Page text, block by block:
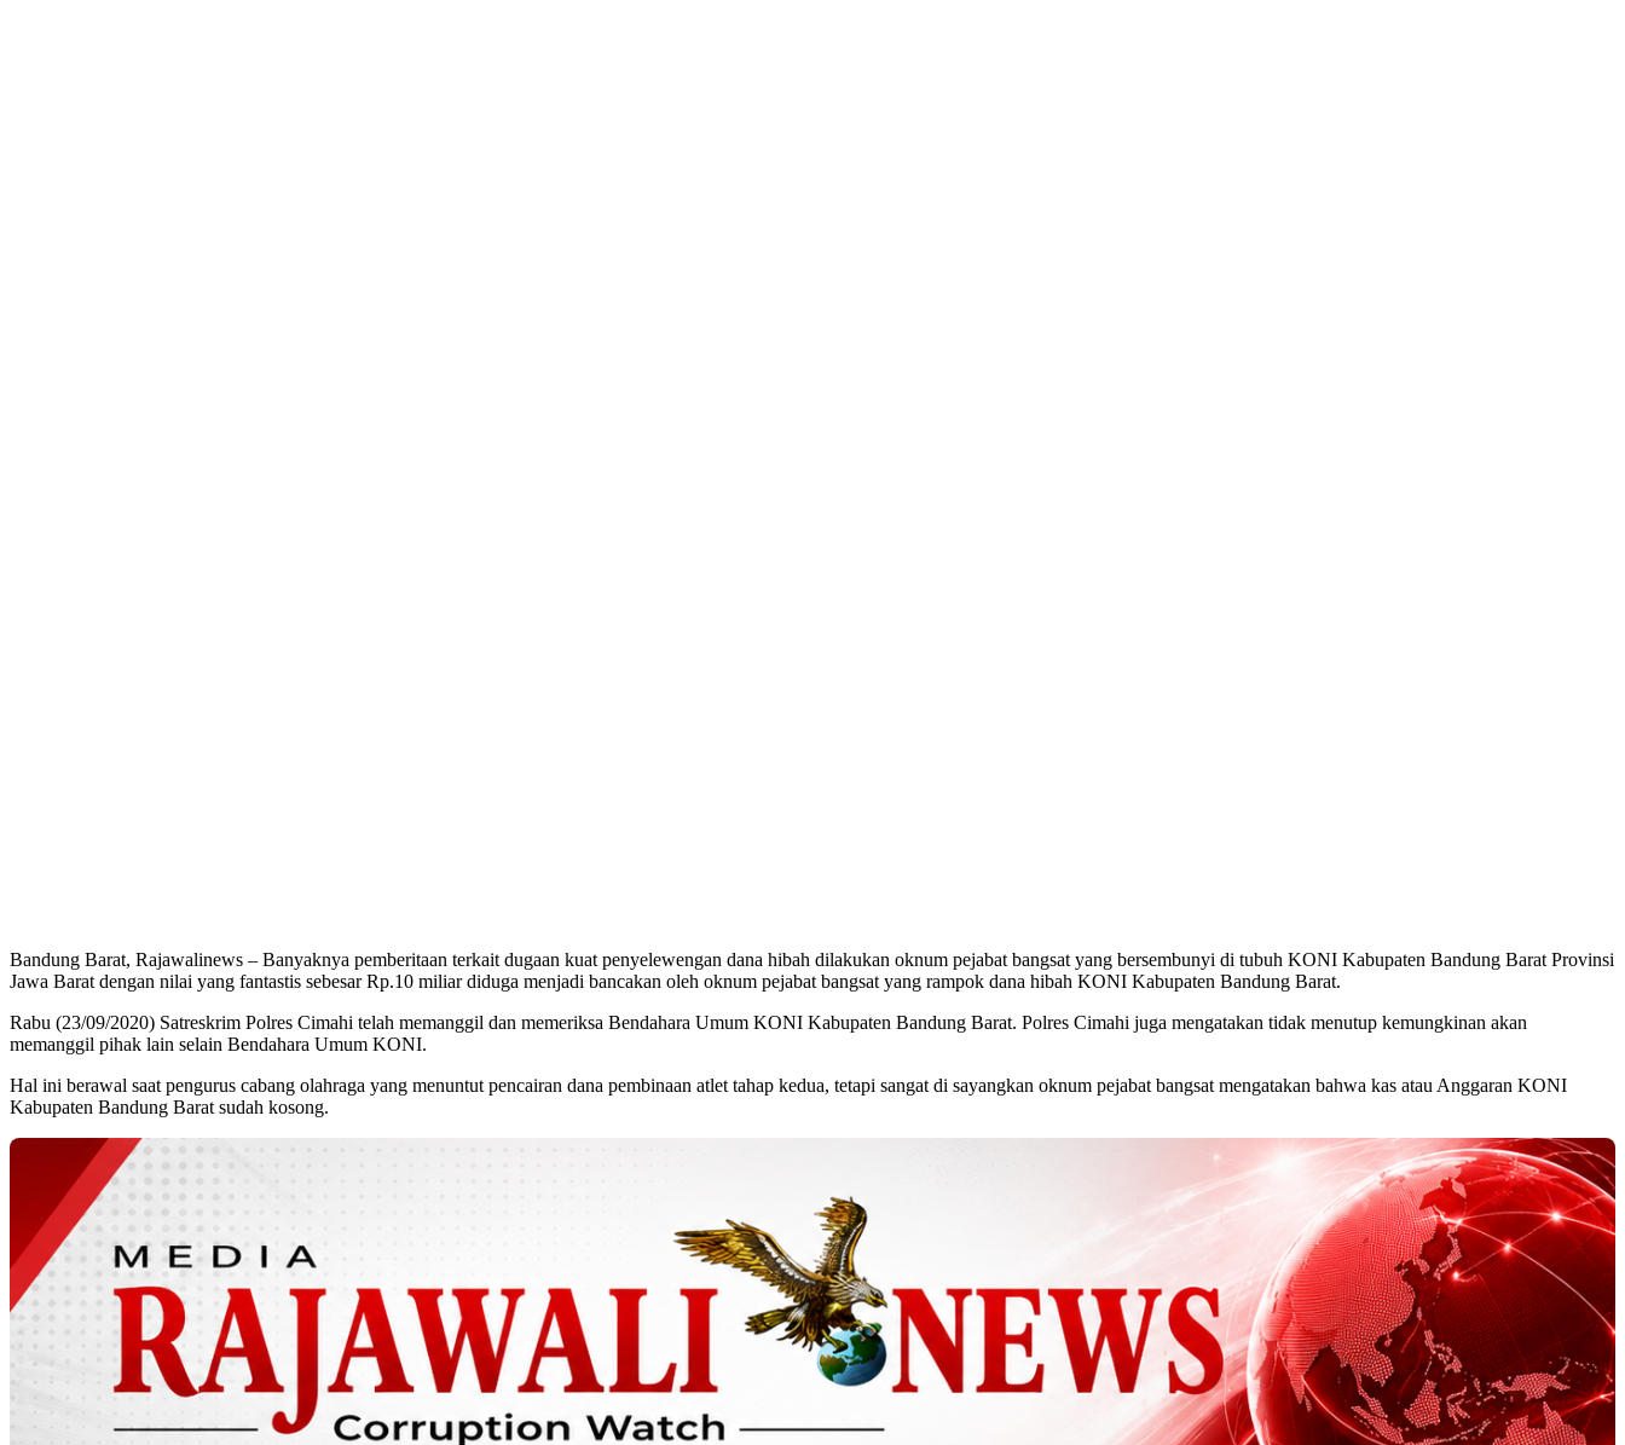
Bandung Barat, Rajawalinews – Banyaknya pemberitaan terkait dugaan kuat penyelewengan dana hibah dilakukan oknum pejabat bangsat yang bersembunyi di tubuh KONI Kabupaten Bandung Barat Provinsi
Jawa Barat dengan nilai yang fantastis sebesar Rp.10 miliar diduga menjadi bancakan oleh oknum pejabat bangsat yang rampok dana hibah KONI Kabupaten Bandung Barat.
Rabu (23/09/2020) Satreskrim Polres Cimahi telah memanggil dan memeriksa Bendahara Umum KONI Kabupaten Bandung Barat. Polres Cimahi juga mengatakan tidak menutup kemungkinan akan
memanggil pihak lain selain Bendahara Umum KONI.
Hal ini berawal saat pengurus cabang olahraga yang menuntut pencairan dana pembinaan atlet tahap kedua, tetapi sangat di sayangkan oknum pejabat bangsat mengatakan bahwa kas atau Anggaran KONI
Kabupaten Bandung Barat sudah kosong.